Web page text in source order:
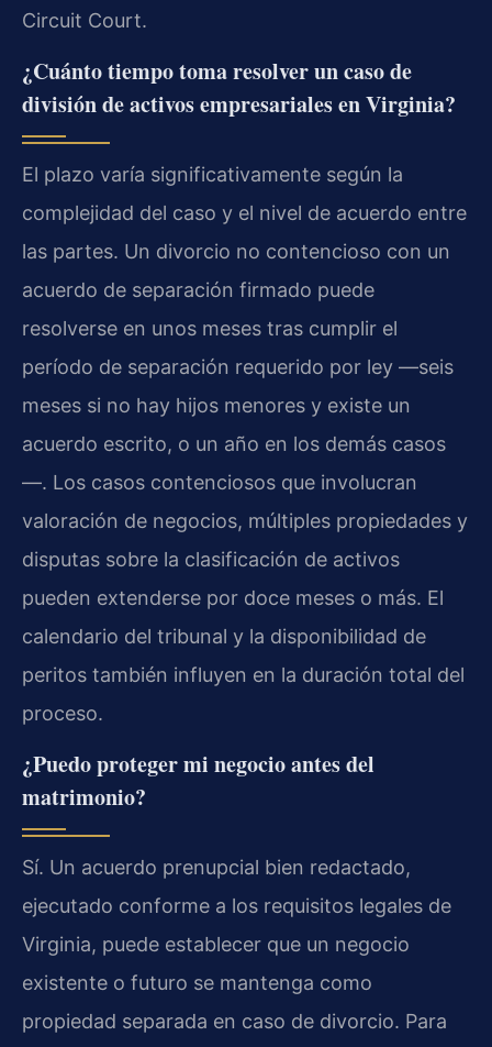
Circuit Court.
¿Cuánto tiempo toma resolver un caso de
división de activos empresariales en Virginia?
El plazo varía significativamente según la
complejidad del caso y el nivel de acuerdo entre
las partes. Un divorcio no contencioso con un
acuerdo de separación firmado puede
resolverse en unos meses tras cumplir el
período de separación requerido por ley —seis
meses si no hay hijos menores y existe un
acuerdo escrito, o un año en los demás casos
—. Los casos contenciosos que involucran
valoración de negocios, múltiples propiedades y
disputas sobre la clasificación de activos
pueden extenderse por doce meses o más. El
calendario del tribunal y la disponibilidad de
peritos también influyen en la duración total del
proceso.
¿Puedo proteger mi negocio antes del
matrimonio?
Sí. Un acuerdo prenupcial bien redactado,
ejecutado conforme a los requisitos legales de
Virginia, puede establecer que un negocio
existente o futuro se mantenga como
propiedad separada en caso de divorcio. Para